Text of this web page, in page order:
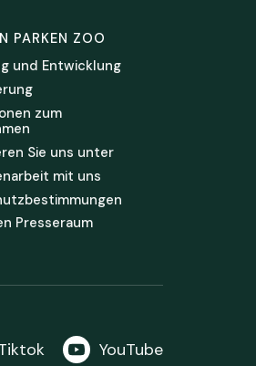
PARKEN ZOO
und Entwicklung
zum
Sie uns unter
mit uns
Presseraum
YouTube